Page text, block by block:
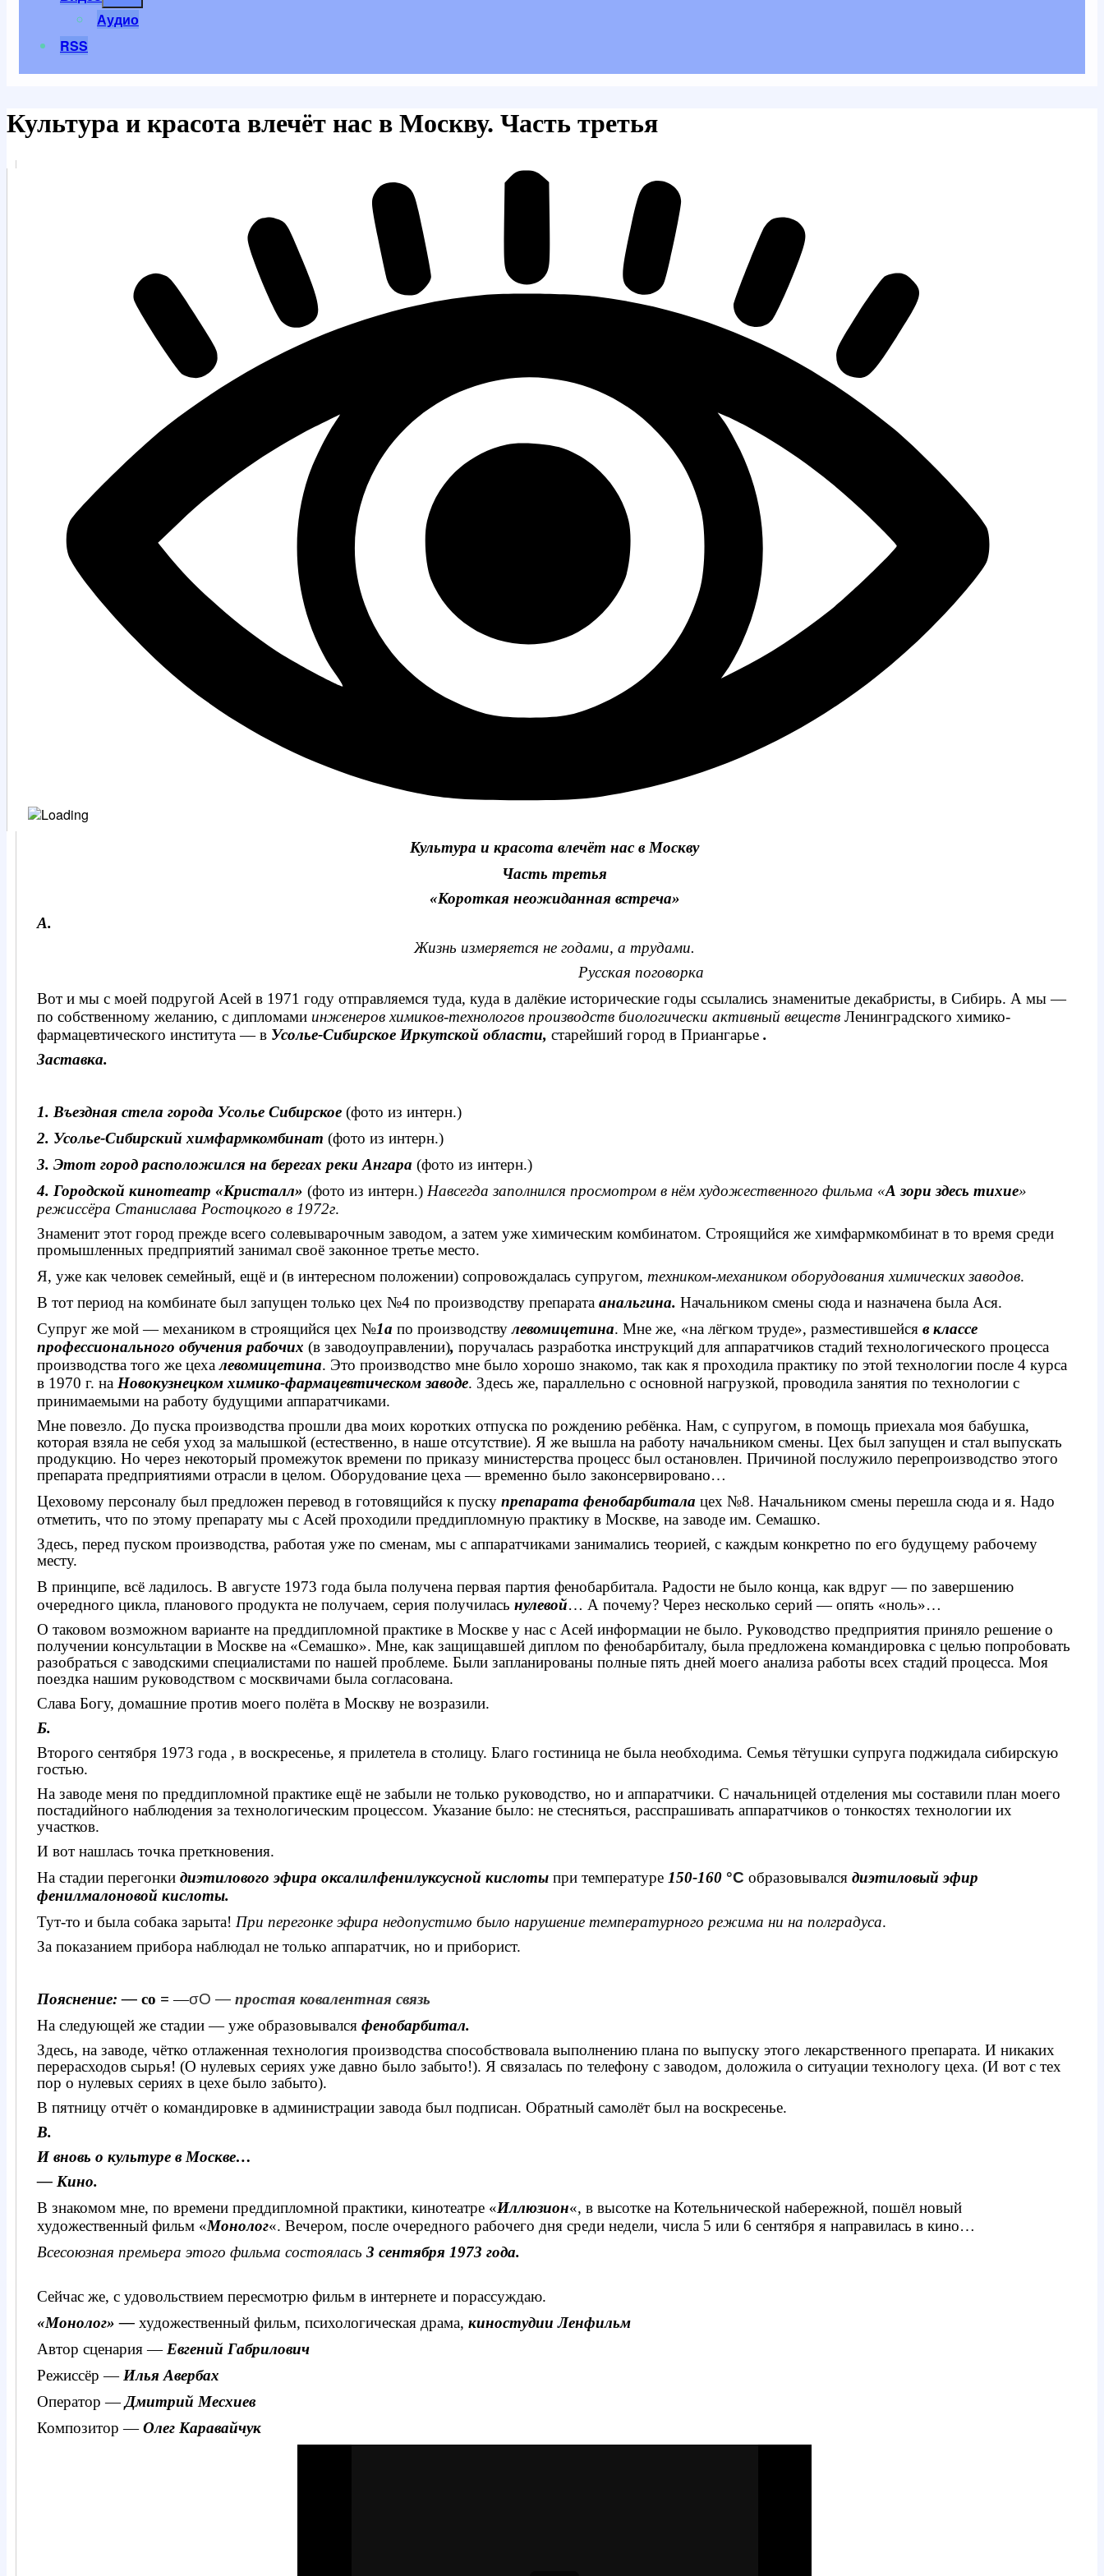
Аудио
RSS
Культура и красота влечёт нас в Москву. Часть третья
Культура и красота влечёт нас в Москву
Часть третья
«Короткая неожиданная встреча»
А.
Жизнь измеряется не годами, а трудами.
Русская поговорка
Вот и мы с моей подругой Асей в 1971 году отправляемся туда, куда в далёкие исторические годы ссылались знаменитые декабристы, в Сибирь. А мы —
по собственному желанию, с дипломами инженеров химиков-технологов производств биологически активный веществ Ленинградского химико-
фармацевтического института — в Усолье-Сибирское Иркутской области, старейший город в Приангарье .
Заставка.
1. Въездная стела города Усолье Сибирское (фото из интерн.)
2. Усолье-Сибирский химфармкомбинат (фото из интерн.)
3. Этот город расположился на берегах реки Ангара (фото из интерн.)
4. Городской кинотеатр «Кристалл» (фото из интерн.) Навсегда заполнился просмотром в нём художественного фильма «А зори здесь тихие»
режиссёра Станислава Ростоцкого в 1972г.
Знаменит этот город прежде всего солевыварочным заводом, а затем уже химическим комбинатом. Строящийся же химфармкомбинат в то время среди
промышленных предприятий занимал своё законное третье место.
Я, уже как человек семейный, ещё и (в интересном положении) сопровождалась супругом, техником-механиком оборудования химических заводов.
В тот период на комбинате был запущен только цех №4 по производству препарата анальгина. Начальником смены сюда и назначена была Ася.
Супруг же мой — механиком в строящийся цех №1а по производствулевомицетина. Мне же, «на лёгком труде», разместившейся в классе
профессионального обучения рабочих (в заводоуправлении), поручалась разработка инструкций для аппаратчиков стадий технологического процесса
производства того же цехалевомицетина. Это производство мне было хорошо знакомо, так как я проходила практику по этой технологии после 4 курса
в 1970 г. на Новокузнецком химико-фармацевтическом заводе. Здесь же, параллельно с основной нагрузкой, проводила занятия по технологии с
принимаемыми на работу будущими аппаратчиками.
Мне повезло. До пуска производства прошли два моих коротких отпуска по рождению ребёнка. Нам, с супругом, в помощь приехала моя бабушка,
которая взяла не себя уход за малышкой (естественно, в наше отсутствие). Я же вышла на работу начальником смены. Цех был запущен и стал выпускать
продукцию. Но через некоторый промежуток времени по приказу министерства процесс был остановлен. Причиной послужило перепроизводство этого
препарата предприятиями отрасли в целом. Оборудование цеха — временно было законсервировано…
Цеховому персоналу был предложен перевод в готовящийся к пуску препарата фенобарбитала цех №8. Начальником смены перешла сюда и я. Надо
отметить, что по этому препарату мы с Асей проходили преддипломную практику в Москве, на заводе им. Семашко.
Здесь, перед пуском производства, работая уже по сменам, мы с аппаратчиками занимались теорией, с каждым конкретно по его будущему рабочему
месту.
В принципе, всё ладилось. В августе 1973 года была получена первая партия фенобарбитала. Радости не было конца, как вдруг — по завершению
очередного цикла, планового продукта не получаем, серия получилась нулевой… А почему? Через несколько серий — опять «ноль»…
О таковом возможном варианте на преддипломной практике в Москве у нас с Асей информации не было. Руководство предприятия приняло решение о
получении консультации в Москве на «Семашко». Мне, как защищавшей диплом по фенобарбиталу, была предложена командировка с целью попробовать
разобраться с заводскими специалистами по нашей проблеме. Были запланированы полные пять дней моего анализа работы всех стадий процесса. Моя
поездка нашим руководством с москвичами была согласована.
Слава Богу, домашние против моего полёта в Москву не возразили.
Б.
Второго сентября 1973 года , в воскресенье, я прилетела в столицу. Благо гостиница не была необходима. Семья тётушки супруга поджидала сибирскую
гостью.
На заводе меня по преддипломной практике ещё не забыли не только руководство, но и аппаратчики. С начальницей отделения мы составили план моего
постадийного наблюдения за технологическим процессом. Указание было: не стесняться, расспрашивать аппаратчиков о тонкостях технологии их
участков.
И вот нашлась точка преткновения.
На стадии перегонки диэтилового эфира оксалилфенилуксусной кислоты при температуре 150-160 °C образовывался диэтиловый эфир
фенилмалоновой кислоты.
Тут-то и была собака зарыта! При перегонке эфира недопустимо было нарушение температурного режима ни на полградуса.
За показанием прибора наблюдал не только аппаратчик, но и приборист.
Пояснение: — со = —σО — простая ковалентная связь
На следующей же стадии — уже образовывался фенобарбитал.
Здесь, на заводе, чётко отлаженная технология производства способствовала выполнению плана по выпуску этого лекарственного препарата. И никаких
перерасходов сырья! (О нулевых сериях уже давно было забыто!). Я связалась по телефону с заводом, доложила о ситуации технологу цеха. (И вот с тех
пор о нулевых сериях в цехе было забыто).
В пятницу отчёт о командировке в администрации завода был подписан. Обратный самолёт был на воскресенье.
В.
И вновь о культуре в Москве…
— Кино.
В знакомом мне, по времени преддипломной практики, кинотеатре «Иллюзион«, в высотке на Котельнической набережной, пошёл новый
художественный фильм «Монолог«. Вечером, после очередного рабочего дня среди недели, числа 5 или 6 сентября я направилась в кино…
Всесоюзная премьера этого фильма состоялась 3 сентября 1973 года.
Сейчас же, с удовольствием пересмотрю фильм в интернете и порассуждаю.
«Монолог» — художественный фильм, психологическая драма, киностудии Ленфильм
Автор сценария — Евгений Габрилович
Режиссёр — Илья Авербах
Оператор — Дмитрий Месхиев
Композитор —Олег Каравайчук